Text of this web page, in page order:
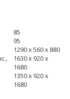
85
95
1290 х 560 х 880
1630 х 920 х
1680
1350 х 920 х
1680